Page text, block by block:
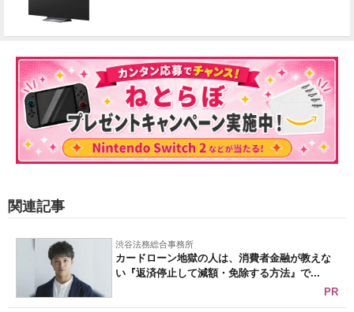
関連記事
渋谷法務総合事務所
カードローン地獄の人は、消費者金融が教えな
い『返済停止して減額・免除する方法』で...
PR